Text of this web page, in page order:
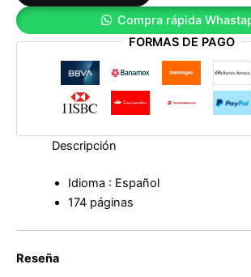
de
Beneito
cantidad
Compra rápida
FORMAS DE PAGO
Descripción
Idioma : Español
174 páginas
Reseña